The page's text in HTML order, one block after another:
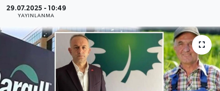
29.07.2025 - 10:49
YAYINLANMA
MAGAZİN
ÖZEL HABER
RESMİ İLANLAR